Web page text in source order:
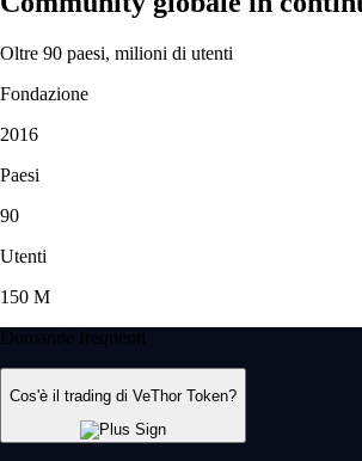
Oltre 90 paesi, milioni di utenti
Fondazione
2016
Paesi
90
Utenti
150 M
Domande frequenti
Cos'è il trading di VeThor Token?